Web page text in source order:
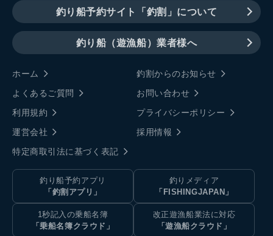
釣り船予約サイト「釣割」について
釣り船（遊漁船）業者様へ
ホーム
釣割からのお知らせ
よくあるご質問
お問い合わせ
利用規約
プライバシーポリシー
運営会社
採用情報
特定商取引法に基づく表記
釣り船予約アプリ
「釣割アプリ」
釣りメディア
「FISHINGJAPAN」
1秒記入の乗船名簿
「乗船名簿クラウド」
改正遊漁船業法に対応
「遊漁船クラウド」